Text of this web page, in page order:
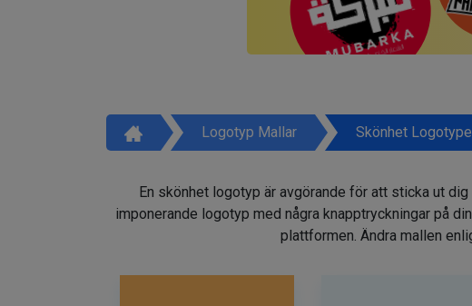
Logotyp Mallar Skönhet
En skönhet logotyp är avgörande för att sticka ut
imponerande logotyp med några knapptryckningar på
plattformen. Ändra mallen